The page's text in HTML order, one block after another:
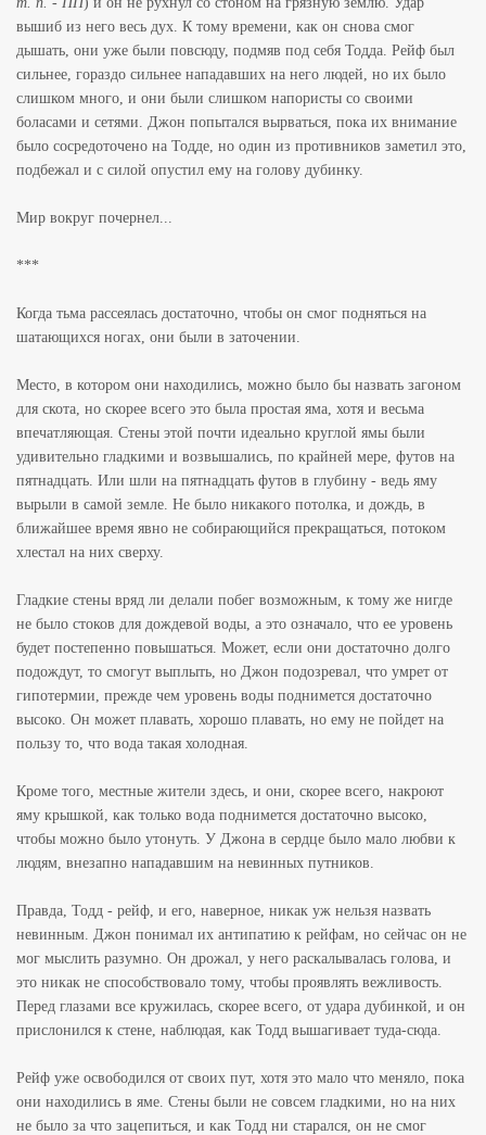
вышиб из него весь дух. К тому времени, как он снова смог
дышать, они уже были повсюду, подмяв под себя Тодда. Рейф был
сильнее, гораздо сильнее нападавших на него людей, но их было
слишком много, и они были слишком напористы со своими
боласами и сетями. Джон попытался вырваться, пока их внимание
было сосредоточено на Тодде, но один из противников заметил это,
подбежал и с силой опустил ему на голову дубинку.
Мир вокруг почернел...
***
Когда тьма рассеялась достаточно, чтобы он смог подняться на
шатающихся ногах, они были в заточении.
Место, в котором они находились, можно было бы назвать загоном
для скота, но скорее всего это была простая яма, хотя и весьма
впечатляющая. Стены этой почти идеально круглой ямы были
удивительно гладкими и возвышались, по крайней мере, футов на
пятнадцать. Или шли на пятнадцать футов в глубину - ведь яму
вырыли в самой земле. Не было никакого потолка, и дождь, в
ближайшее время явно не собирающийся прекращаться, потоком
хлестал на них сверху.
Гладкие стены вряд ли делали побег возможным, к тому же нигде
не было стоков для дождевой воды, а это означало, что ее уровень
будет постепенно повышаться. Может, если они достаточно долго
подождут, то смогут выплыть, но Джон подозревал, что умрет от
гипотермии, прежде чем уровень воды поднимется достаточно
высоко. Он может плавать, хорошо плавать, но ему не пойдет на
пользу то, что вода такая холодная.
Кроме того, местные жители здесь, и они, скорее всего, накроют
яму крышкой, как только вода поднимется достаточно высоко,
чтобы можно было утонуть. У Джона в сердце было мало любви к
людям, внезапно нападавшим на невинных путников.
Правда, Тодд - рейф, и его, наверное, никак уж нельзя назвать
невинным. Джон понимал их антипатию к рейфам, но сейчас он не
мог мыслить разумно. Он дрожал, у него раскалывалась голова, и
это никак не способствовало тому, чтобы проявлять вежливость.
Перед глазами все кружилась, скорее всего, от удара дубинкой, и он
прислонился к стене, наблюдая, как Тодд вышагивает туда-сюда.
Рейф уже освободился от своих пут, хотя это мало что меняло, пока
они находились в яме. Стены были не совсем гладкими, но на них
не было за что зацепиться, и как Тодд ни старался, он не смог